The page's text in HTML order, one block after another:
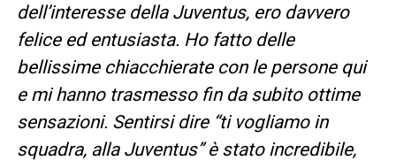
dell’interesse della Juventus, ero davvero
felice ed entusiasta. Ho fatto delle
bellissime chiacchierate con le persone qui
e mi hanno trasmesso fin da subito ottime
sensazioni. Sentirsi dire “ti vogliamo in
squadra, alla Juventus” è stato incredibile,